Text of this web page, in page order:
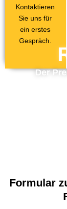
Kontaktieren
Sie uns für
ein erstes
Gespräch.
Der
Formular